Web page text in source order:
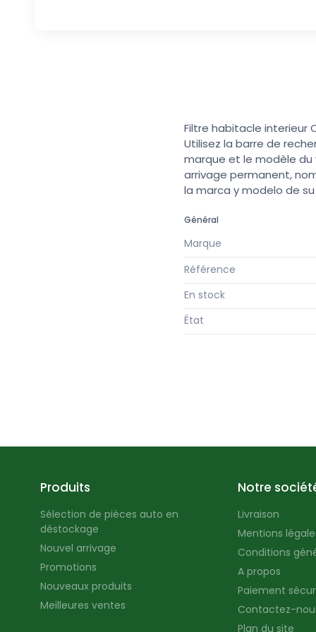
Filtre habitacle interieur
Utilisez la barre de
marque et le modèle du
arrivage permanent,
la marca y modelo de
Général
Marque
Référence
En stock
État
Produits
Sélection de pièces auto en
déstockage
Nouvel arrivage
Promotions
Nouveaux produits
Meilleures ventes
Notre
Livraison
Mentions
Conditions
A propos
Paiement
Contactez-
Plan du site